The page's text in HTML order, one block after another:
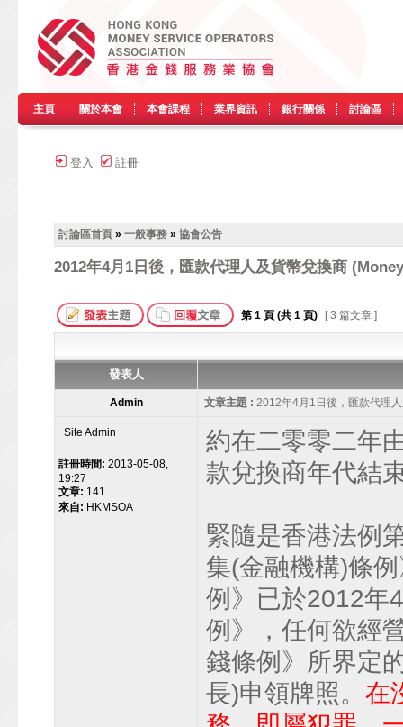
主頁 關於本會 本會課程 業界資訊 銀行關係 討論區
登入 註冊
討論區首頁 » 一般事務 » 協會公告
2012年4月1日後，匯款代理人及貨幣兌換商
第 1 頁 (共 1 頁) [ 3 篇文章 ]
發表人
Admin 文章主題 : 2012年4月1日後，匯款代理
Site Admin
註冊時間: 2013-05-08,
19:27
文章: 141
來自: HKMSOA
約在二零零二年
款兌換商年代結
緊隨是香港法例
集(金融機構)條
例》已於2012年
例》，任何欲經
錢條例》所界定
長)申領牌照。 在